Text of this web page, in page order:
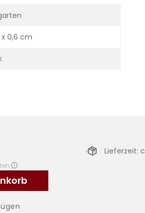
0,6 cm
Lieferzeit: